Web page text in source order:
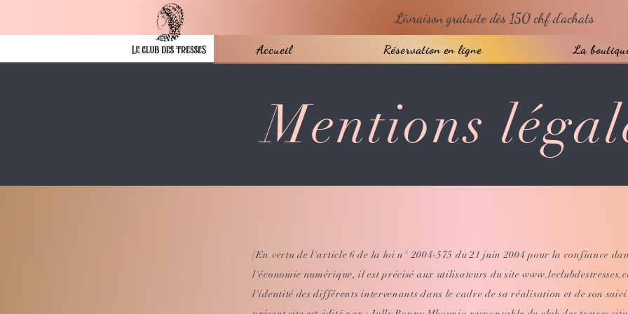
Livraison gratuite dès 150 chf d'achats
Accueil Réservation en ligne La
Mentions
[En vertu de l'article 6 de la loi n° 2004-575 du 21 juin 2004 pour la confiance
l'économie numérique, il est précisé aux utilisateurs du site
l'identité des différents intervenants dans le cadre de sa réalisation et de son